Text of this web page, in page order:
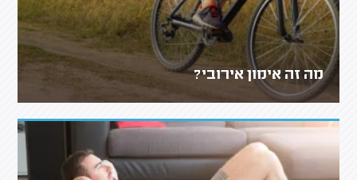
מה זה אימון אירובי?